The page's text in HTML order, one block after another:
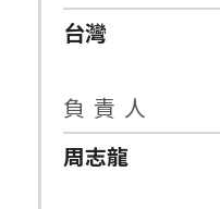
台灣
負 責 人
周志龍